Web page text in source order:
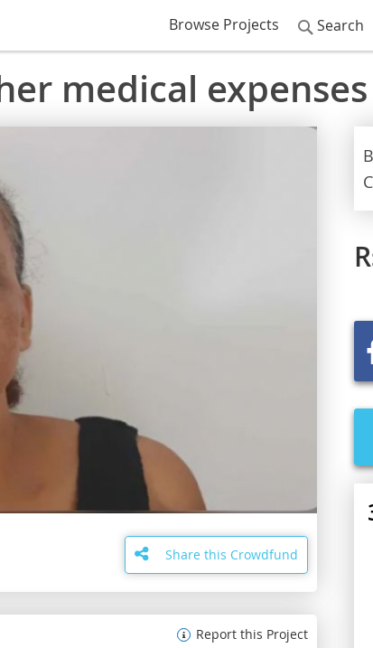
Search
Browse Projects
medical expenses
Share this Crowdfund
Report this Project